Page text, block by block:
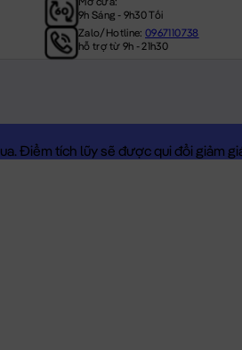
9h Sáng - 9h30 Tối
Zalo/Hotline:0967110738
hỗ trợ từ 9h - 21h30
Điểm tích lũy sẽ được qui đổi giảm